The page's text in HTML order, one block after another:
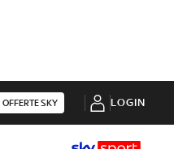
OFFERTE SKY LOGIN